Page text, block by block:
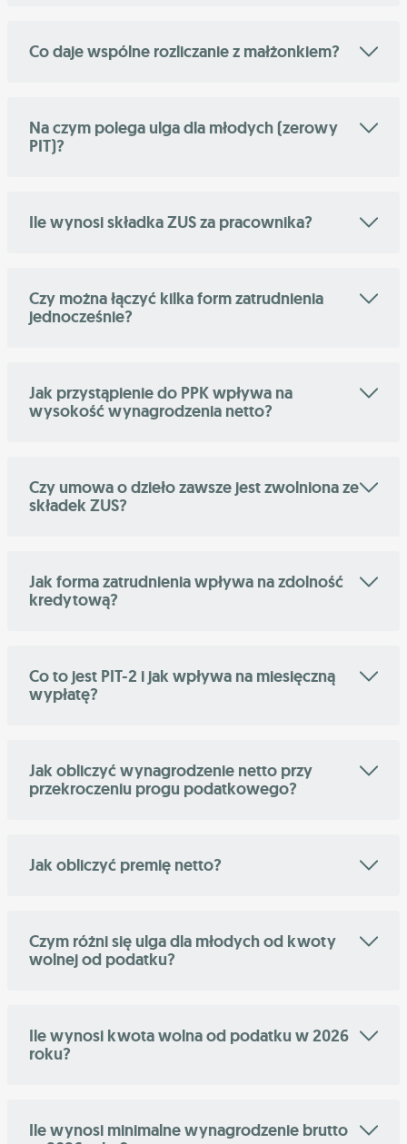
Co daje wspólne rozliczanie z małżonkiem?
Na czym polega ulga dla młodych (zerowy
PIT)?
Ile wynosi składka ZUS za pracownika?
Czy można łączyć kilka form zatrudnienia
jednocześnie?
Jak przystąpienie do PPK wpływa na
wysokość wynagrodzenia netto?
Czy umowa o dzieło zawsze jest zwolniona ze
składek ZUS?
Jak forma zatrudnienia wpływa na zdolność
kredytową?
Co to jest PIT-2 i jak wpływa na miesięczną
wypłatę?
Jak obliczyć wynagrodzenie netto przy
przekroczeniu progu podatkowego?
Jak obliczyć premię netto?
Czym różni się ulga dla młodych od kwoty
wolnej od podatku?
Ile wynosi kwota wolna od podatku w 2026
roku?
Ile wynosi minimalne wynagrodzenie brutto